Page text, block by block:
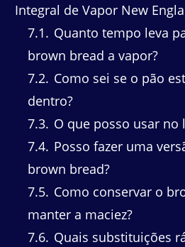
Integral de Vapor New
7.1
Quanto tempo leva
brown bread a vapor?
7.2 Como sei se o pão
dentro?
7.3 O que posso usar no
7.4 Posso fazer uma
brown bread?
7.5 Como conservar o
manter a maciez?
7.6 Quais substituições